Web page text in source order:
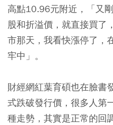
高點10.96元附近，「又
股和折溢價，就直接買了
市那天，我看快漲停了，
牢中」。
財經網紅葉育碩也在臉書
式跌破發行價，很多人第
種走勢，其實是正常的回